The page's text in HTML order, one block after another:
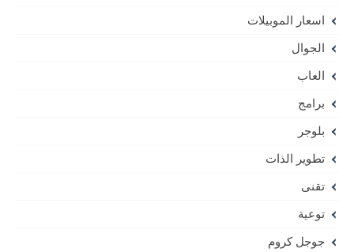
اسعار الموبيلات
الجوال
العاب
برامج
بلوجر
تطوير الذات
تقنى
توعية
جوجل كروم